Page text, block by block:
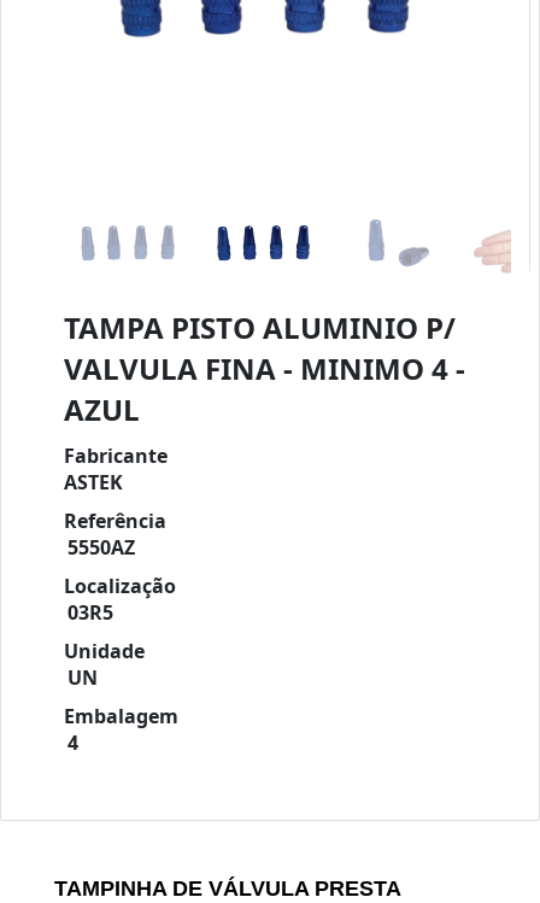
TAMPA PISTO ALUMINIO P/
VALVULA FINA - MINIMO 4 -
AZUL
Fabricante
ASTEK
Referência
5550AZ
Localização
03R5
Unidade
UN
Embalagem
4
TAMPINHA DE VÁLVULA PRESTA